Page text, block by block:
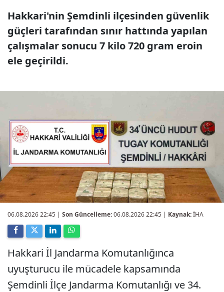
Hakkari'nin Şemdinli ilçesinden güvenlik
güçleri tarafından sınır hattında yapılan
çalışmalar sonucu 7 kilo 720 gram eroin
ele geçirildi.
06.08.2026 22:45 | Son Güncelleme:06.08.2026 22:45 | Kaynak:İHA
Hakkari İl Jandarma Komutanlığınca
uyuşturucu ile mücadele kapsamında
Şemdinli İlçe Jandarma Komutanlığı ve 34.